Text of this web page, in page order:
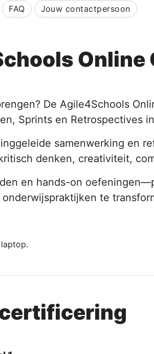
FAQ Jouw contactpersoon
Online
De Agile4Schools
Sprints en Retrospectives
samenwerking en
denken, creativiteit,
en hands-on
te